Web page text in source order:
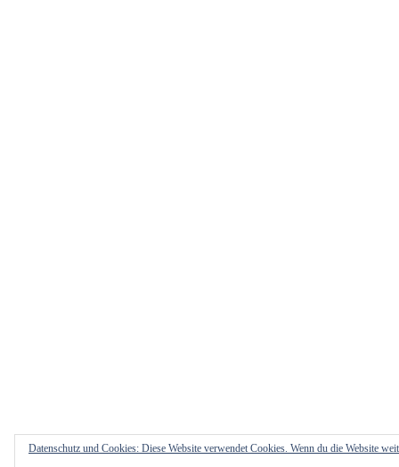
Datenschutz und Cookies: Diese Website verwendet Cookies. Wenn du die Website